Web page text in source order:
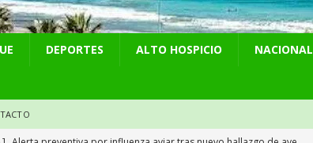
DEPORTES ALTO HOSPICIO NACIONAL